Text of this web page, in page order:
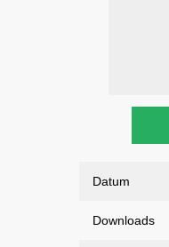
Datum
Downloads